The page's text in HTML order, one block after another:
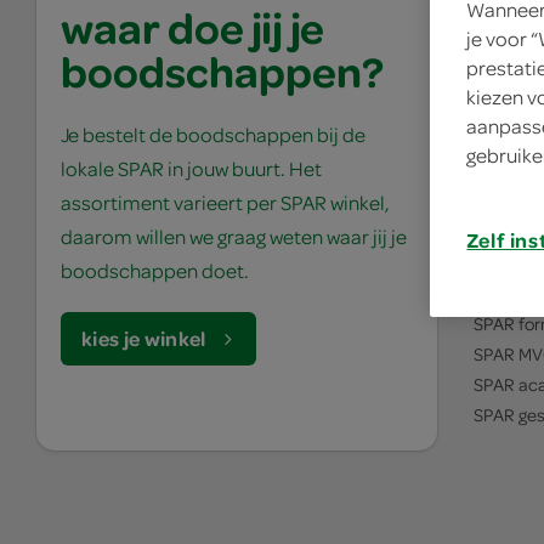
waar doe jij je
boodschappen?
Je bestelt de boodschappen bij de
lokale SPAR in jouw buurt. Het
assortiment varieert per SPAR winkel,
daarom willen we graag weten waar jij je
boodschappen doet.
kies je winkel
over
SPAR
SPAR
SPAR
SPAR
je voor
kiezen
Zelf